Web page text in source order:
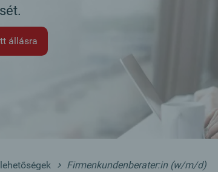
állásra
Firmenkundenberater:in (w/m/d)